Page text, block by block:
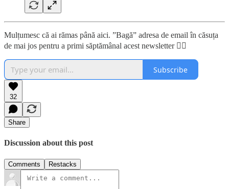
Mulțumesc că ai rămas până aici. ”Bagă” adresa de email în căsuța
de mai jos pentru a primi săptămânal acest newsletter 👇🏼
Subscribe
32
Share
Discussion about this post
Comments Restacks